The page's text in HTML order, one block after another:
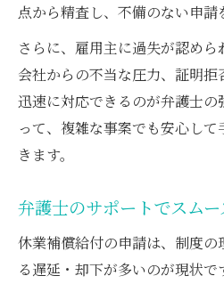
点から精査し、不備のない申請
さらに、雇用主に過失が認めら
会社からの不当な圧力、証明拒
迅速に対応できるのが弁護士の
って、複雑な事案でも安心し
きます。
弁護士のサポートでスム
休業補償給付の申請は、制度の
る遅延・却下が多いのが現状